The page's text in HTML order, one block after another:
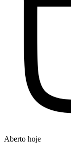
Aberto hoje